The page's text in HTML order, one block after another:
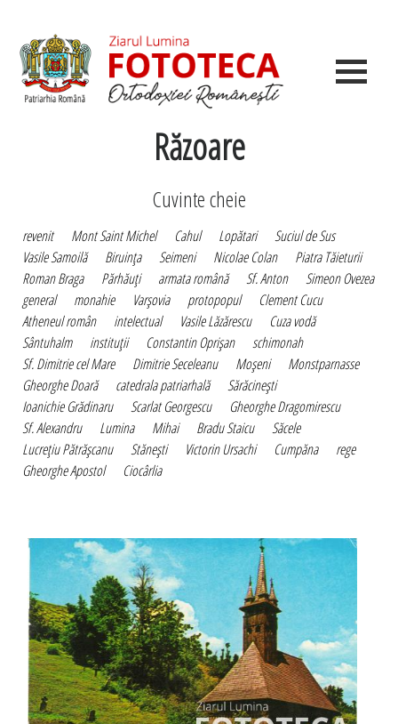
Răzoare
Cuvinte cheie
revenit Mont Saint Michel Cahul Lopătari
Suciul de Sus
Vasile Samoilă
Biruinţa Seimeni Nicolae Colan
Piatra Tăieturii
Roman Braga
Părhăuţi armata română Sf. Anton
Simeon Ovezea
general
monahie Varşovia protopopul
Clement Cucu
Atheneul român
intelectual Vasile Lăzărescu
Cuza vodă
Sântuhalm
instituţii Constantin Oprişan
schimonah
Sf. Dimitrie cel Mare
Dimitrie Seceleanu Moşeni
Monstparnasse
Gheorghe Doară
catedrala patriarhală
Sărăcineşti
Ioanichie Grădinaru
Scarlat Georgescu
Gheorghe Dragomirescu
Sf. Alexandru
Lumina Mihai Bradu Staicu
Săcele
Lucreţiu Pătrăşcanu
Stăneşti Victorin Ursachi Cumpăna
rege
Gheorghe Apostol
Ciocârlia